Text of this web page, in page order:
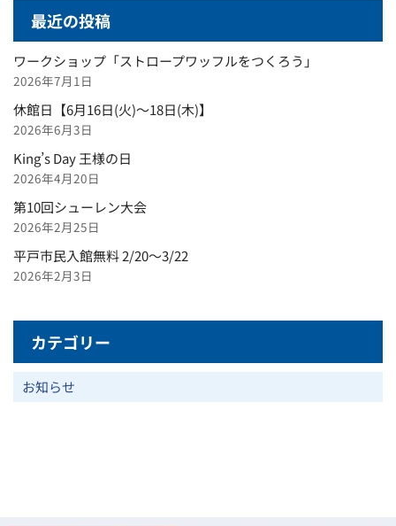
最近の投稿
ワークショップ「ストロープワッフルをつくろう」
2026年7月1日
休館日【6月16日(火)～18日(木)】
2026年6月3日
King’s Day 王様の日
2026年4月20日
第10回シューレン大会
2026年2月25日
平戸市民入館無料 2/20～3/22
2026年2月3日
カテゴリー
お知らせ